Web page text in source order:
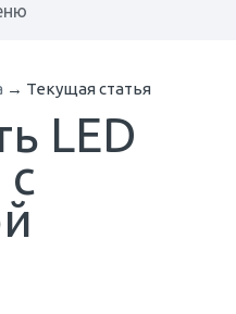
→ Текущая статья
LED